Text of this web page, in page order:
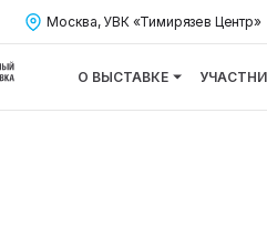
О ВЫСТАВКЕ
Москва, УВК «Тимирязев Центр»